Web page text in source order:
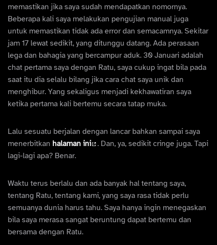
memastikan jika saya sudah mendapatkan nomornya.
Beberapa kali saya melakukan pengujian manual juga
untuk memastikan tidak ada error dan semacamnya. Sekitar
jam 17 lewat sedikit, yang ditunggu datang. Ada perasaan
lega dan bahagia yang bercampur aduk. 30 Januari adalah
chat pertama saya dengan Ratu, saya cukup ingat bila pada
saat itu dia selalu bilang jika cara chat saya unik dan
menghibur. Yang sekaligus menjadi kekhawatiran saya
ketika pertama kali bertemu secara tatap muka.
Lalu sesuatu berjalan dengan lancar bahkan sampai saya
menerbitkan halaman ini
. Dan, ya, sedikit cringe juga. Tapi
lagi-lagi apa? Benar.
Waktu terus berlalu dan ada banyak hal tentang saya,
tentang Ratu, tentang kami, yang saya rasa tidak perlu
semuanya dunia harus tahu. Saya hanya ingin menegaskan
bila saya merasa sangat beruntung dapat bertemu dan
bersama dengan Ratu.